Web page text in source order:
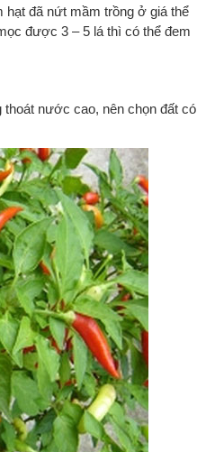
đã nứt mầm trồng ở giá thể
được 3 – 5 lá thì có thể đem
nước cao, nên chọn đất có